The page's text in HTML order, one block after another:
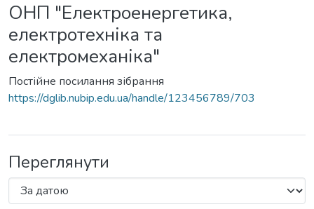
ОНП "Електроенергетика,
електротехніка та
електромеханіка"
Постійне посилання зібрання
https://dglib.nubip.edu.ua/handle/123456789/703
Переглянути